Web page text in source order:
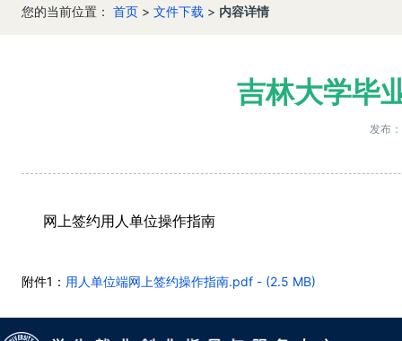
您的当前位置： 首页 > 文件下载 > 内容详情
吉林大学毕
发布
网上签约用人单位操作指南
附件1： 用人单位端网上签约操作指南.pdf - (2.5 MB)